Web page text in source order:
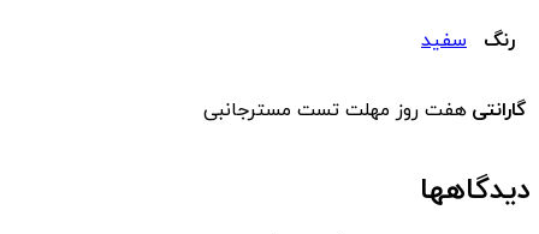
رنگ سفید
گارانتی هفت روز مهلت تست مسترجانبی
دیدگاهها